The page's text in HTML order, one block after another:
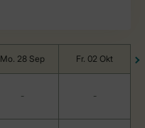
Mo. 28 Sep Fr. 02 Okt
- -